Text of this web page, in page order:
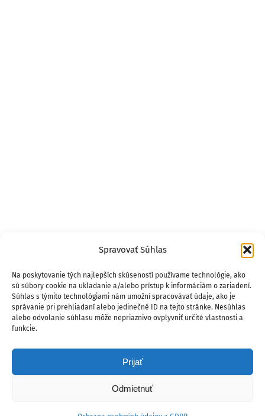
Spravovať Súhlas
Na poskytovanie tých najlepších skúseností používame technológie, ako
sú súbory cookie na ukladanie a/alebo prístup k informáciám o zariadení.
Súhlas s týmito technológiami nám umožní spracovávať údaje, ako je
správanie pri prehliadaní alebo jedinečné ID na tejto stránke. Nesúhlas
alebo odvolanie súhlasu môže nepriaznivo ovplyvniť určité vlastnosti a
funkcie.
Prijať
Odmietnuť